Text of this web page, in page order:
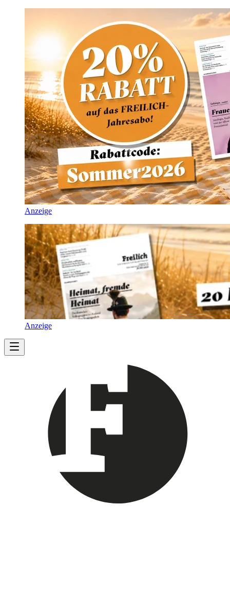
Anzeige
Anzeige